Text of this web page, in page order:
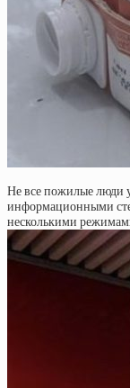
Не все пожилые люди
информационными
несколькими